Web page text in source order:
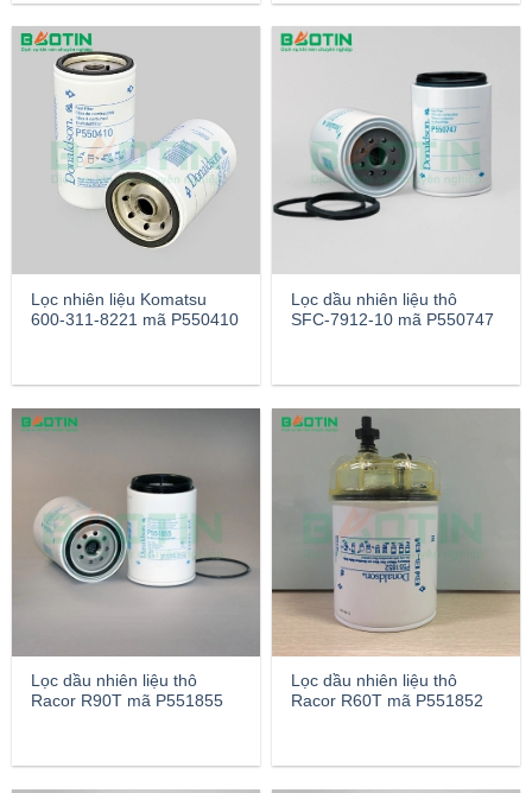
Lọc nhiên liệu Komatsu
600-311-8221 mã P550410
Lọc dầu nhiên liệu thô
SFC-7912-10 mã P550747
Lọc dầu nhiên liệu thô
Racor R90T mã P551855
Lọc dầu nhiên liệu thô
Racor R60T mã P551852